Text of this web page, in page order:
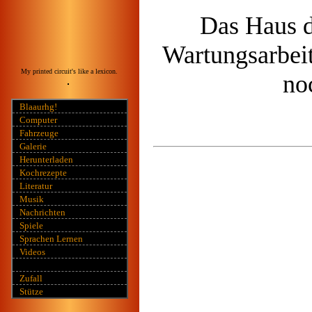
My printed circuit's like a lexicon.
Blaaurhg!
Computer
Fahrzeuge
Galerie
Herunterladen
Kochrezepte
Literatur
Musik
Nachrichten
Spiele
Sprachen Lernen
Videos
Zufall
Stütze
Das Haus